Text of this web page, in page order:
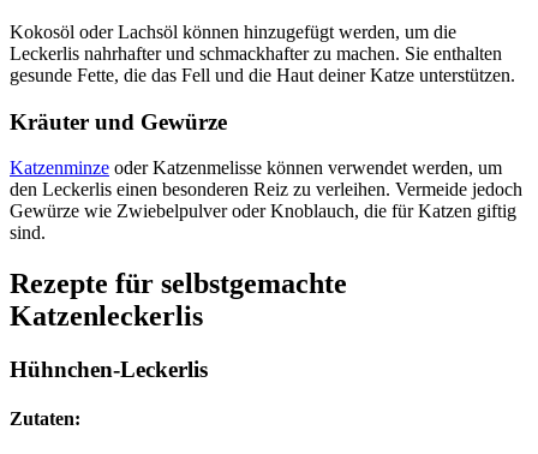
Kokosöl oder Lachsöl können hinzugefügt werden, um die
Leckerlis nahrhafter und schmackhafter zu machen. Sie enthalten
gesunde Fette, die das Fell und die Haut deiner Katze unterstützen.
Kräuter und Gewürze
Katzenminze oder Katzenmelisse können verwendet werden, um
den Leckerlis einen besonderen Reiz zu verleihen. Vermeide jedoch
Gewürze wie Zwiebelpulver oder Knoblauch, die für Katzen giftig
sind.
Rezepte für selbstgemachte
Katzenleckerlis
Hühnchen-Leckerlis
Zutaten: